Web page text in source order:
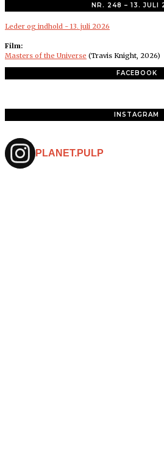
NR. 248 – 13. JULI
Leder og indhold - 13. juli 2026
Film:
Masters of the Universe (Travis Knight, 2026)
FACEBOOK
INSTAGRAM
PLANET.PULP